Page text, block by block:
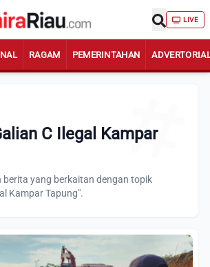
LIVE
RAGAM PEMERINTAHAN
C Ilegal Kampar
berita yang berkaitan dengan topik
Kampar Tapung".